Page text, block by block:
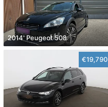
2014' Peugeot 508
€19,790